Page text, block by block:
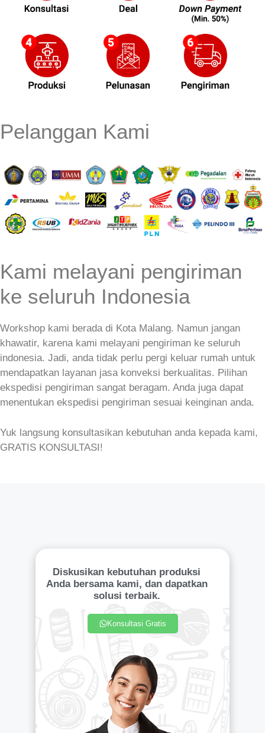
Pelanggan Kami
Kami melayani pengiriman
ke seluruh Indonesia
Workshop kami berada di Kota Malang. Namun jangan
khawatir, karena kami melayani pengiriman ke seluruh
indonesia. Jadi, anda tidak perlu pergi keluar rumah untuk
mendapatkan layanan jasa konveksi berkualitas. Pilihan
ekspedisi pengiriman sangat beragam. Anda juga dapat
menentukan ekspedisi pengiriman sesuai keinginan anda.
Yuk langsung konsultasikan kebutuhan anda kepada kami,
GRATIS KONSULTASI!
Diskusikan kebutuhan produksi
Anda bersama kami, dan dapatkan
solusi terbaik.
Konsultasi Gratis